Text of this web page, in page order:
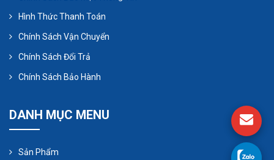
Hình Thức Thanh Toán
Chính Sách Vận Chuyển
Chính Sách Đổi Trả
Chính Sách Bảo Hành
DANH MỤC MENU
Sản Phẩm